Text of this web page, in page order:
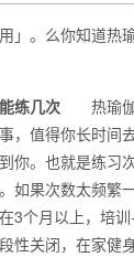
」。么你知道热
练几次 热瑜伽
，值得你长时间
你。也就是练习
如果次数太频繁
3个月以上，培
性关闭，在家健